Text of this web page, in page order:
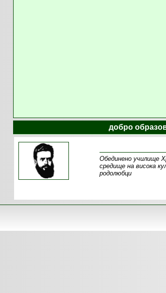
добро
Обединено училище
средище на висока
родолюбци